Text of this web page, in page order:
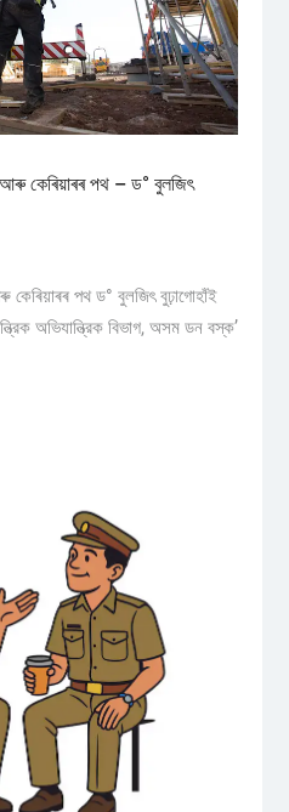
কেৰিয়াৰৰ পথ – ড° বুলজিৎ
কেৰিয়াৰৰ পথ ড° বুলজিৎ বুঢ়াগোহাঁই
অভিযান্ত্রিক বিভাগ, অসম ডন বস্ক’